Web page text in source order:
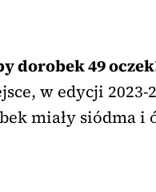
dorobek 49
w edycji 2023-
miały siódma i